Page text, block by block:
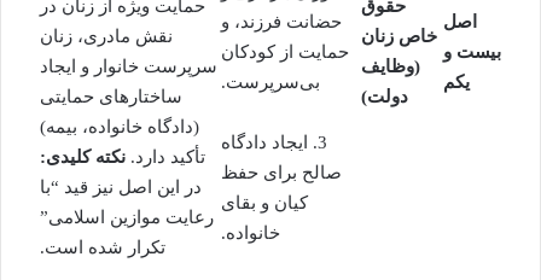
اصل
بیست و
یکم
حقوق
خاص زنان
(وظایف
دولت)
حضانت فرزند، و
حمایت از کودکان
بی‌سرپرست.
3. ایجاد دادگاه
صالح برای حفظ
کیان و بقای
خانواده.
حمایت ویژه از زنان در
نقش مادری، زنان
سرپرست خانوار و ایجاد
ساختارهای حمایتی
(دادگاه خانواده، بیمه)
تأکید دارد. نکته کلیدی:
در این اصل نیز قید “با
رعایت موازین اسلامی”
تکرار شده است.